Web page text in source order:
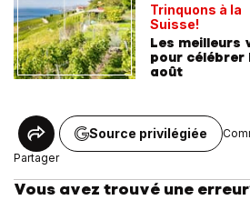
Trinquons à la
Suisse!
Les meilleurs
pour célébrer
août
Partager
Source privilégiée
Vous avez trouvé une